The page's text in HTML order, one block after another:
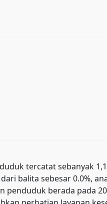
tercatat sebanyak
balita sebesar 0.0%,
penduduk berada pada